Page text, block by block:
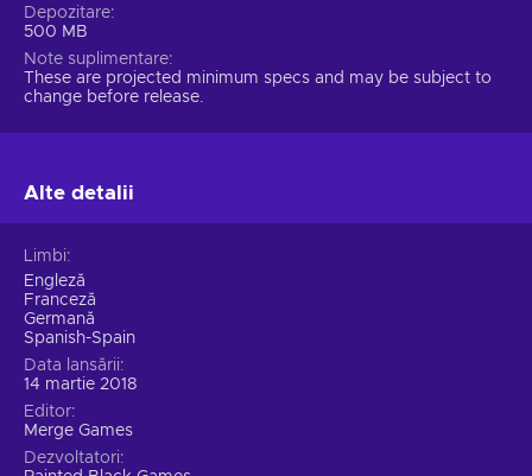
Depozitare
500 MB
Note suplimentare
These are projected minimum specs and may be subject to
change before release.
Alte detalii
Limbi
Engleză
Franceză
Germană
Spanish-Spain
Data lansării
14 martie 2018
Editor
Merge Games
Dezvoltatori